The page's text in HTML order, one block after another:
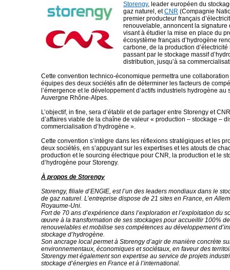
Storengy, leader européen du
gaz naturel, etCNR (Compagnie
premier producteur français
renouvelable, annoncent la signature
visant à étudier la mise en place du
écosystème français d’hydrogène
carbone, de la production
passant par le stockage massif
distribution, jusqu’à sa
Cette convention technico-économique permettra une
équipes des deux sociétés afin de déterminer les facteurs de
l’émergence et le développement d’actifs industriels hydrogène au
Auvergne Rhône-Alpes.
L’objectif, in fine, sera d’établir et de partager entre Storengy et
d’affaires viable de la chaîne de valeur « production – stockage –
commercialisation d’hydrogène ».
Cette convention s’intègre dans les réflexions stratégiques et les
deux sociétés, en s’appuyant sur les expertises et les atouts de
production et le sourcing électrique pour CNR, la production et le
d’hydrogène pour Storengy.
À propos de Storengy
Storengy, filiale d’ENGIE, est l’un des leaders mondiaux dans le
de gaz naturel. L’entreprise dispose de 21 sites en France, en
Royaume-Uni.
Fort de 70 ans d’expérience dans l’exploration et l’exploitation du
œuvre à la transformation de ses stockages pour accueillir 100%
renouvelables et mobilise ses compétences au développement
stockage d’hydrogène.
Son ancrage local permet à Storengy d’agir de manière concrète
environnementaux, économiques et sociétaux, en faveur des
Storengy met également son expertise au service de projets
stockage d’énergies en France et à l’international.